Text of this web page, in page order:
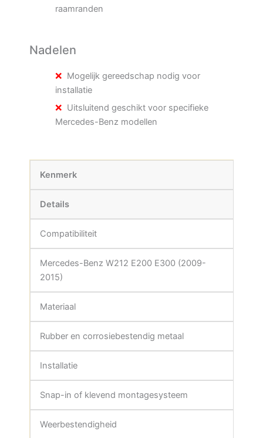
raamranden
Nadelen
Mogelijk gereedschap nodig voor
installatie
Uitsluitend geschikt voor specifieke
Mercedes-Benz modellen
Kenmerk
Details
Compatibiliteit
Mercedes-Benz W212 E200 E300 (2009-
2015)
Materiaal
Rubber en corrosiebestendig metaal
Installatie
Snap-in of klevend montagesysteem
Weerbestendigheid